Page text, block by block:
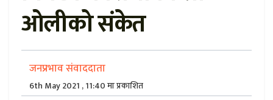
ओलीको संकेत
जनप्रभाव संवाददाता
6th May 2021 , 11:40 मा प्रकाशित